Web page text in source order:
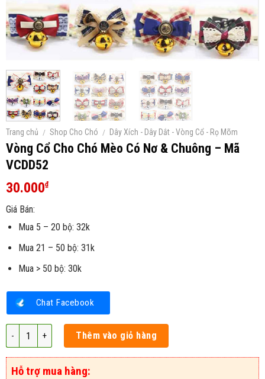
Trang chủ / Shop Cho Chó / Dây Xích - Dây Dắt - Vòng Cổ - Rọ Mõm
Vòng Cổ Cho Chó Mèo Có Nơ & Chuông – Mã
VCDD52
30.000₫
Giá Bán:
Mua 5 – 20 bộ: 32k
Mua 21 – 50 bộ: 31k
Mua > 50 bộ: 30k
Chat Facebook
Vòng Cổ Cho Chó Mèo Có Nơ & Chuông - Mã VCDD52 số lượng
Thêm vào giỏ hàng
Hỗ trợ mua hàng: